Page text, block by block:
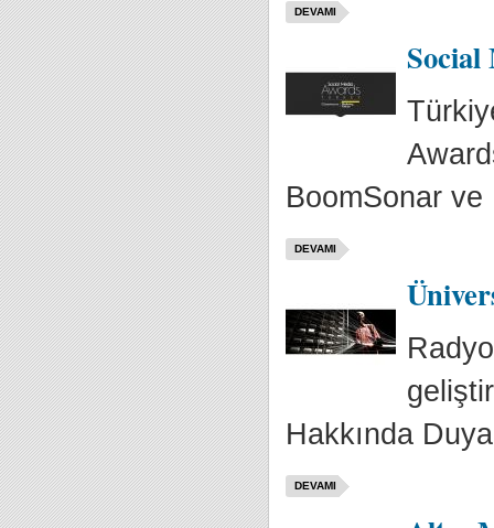
DEVAMI
Social
BoomSonar
DEVAMI
Hakkında
DEVAMI